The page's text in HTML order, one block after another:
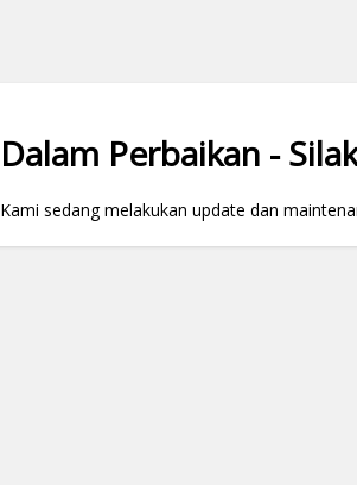
Dalam Perbaikan -
Kami sedang melakukan update dan